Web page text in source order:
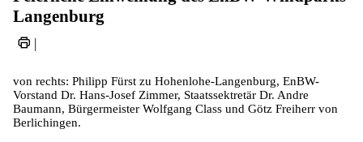
Langenburg
|
von rechts: Philipp Fürst zu Hohenlohe-Langenburg, EnBW-
Vorstand Dr. Hans-Josef Zimmer, Staatssektretär Dr. Andre
Baumann, Bürgermeister Wolfgang Class und Götz Freiherr von
Berlichingen.